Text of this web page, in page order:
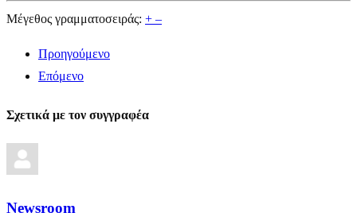
Μέγεθος γραμματοσειράς: + –
Προηγούμενο
Επόμενο
Σχετικά με τον συγγραφέα
Newsroom